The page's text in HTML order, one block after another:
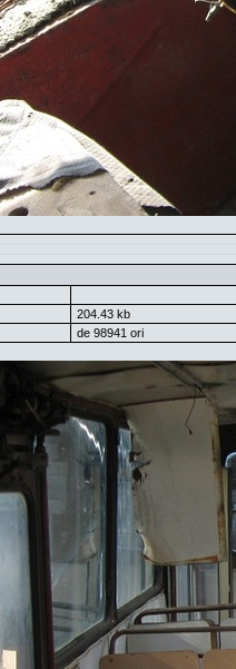
204.43 kb
de 98941 ori